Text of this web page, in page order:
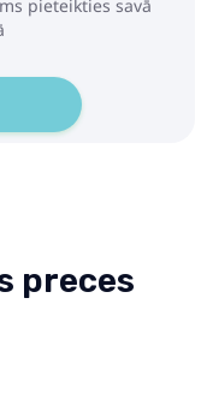
pieteikties savā
preces